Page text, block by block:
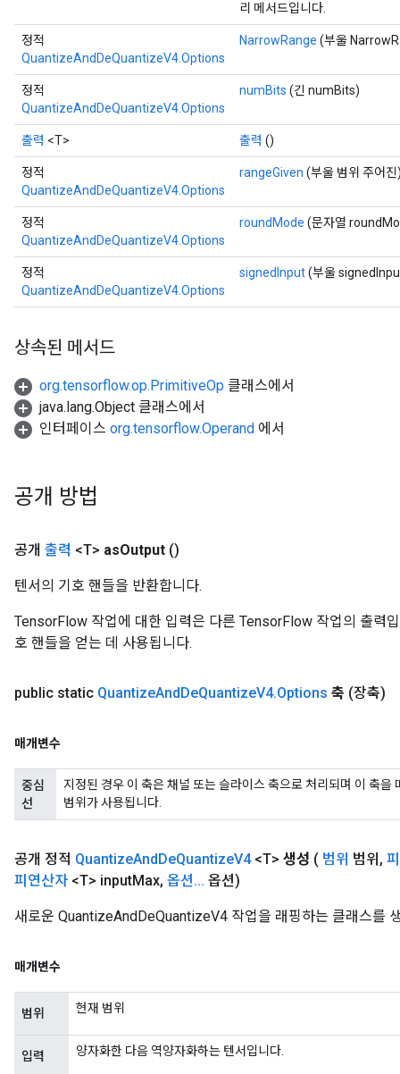
리 메서드입니다.
정적
QuantizeAndDeQuantizeV4.Options
NarrowRange (부울
정적
QuantizeAndDeQuantizeV4.Options
numBits (긴 numBits)
출력 <T> 출력 ()
정적
QuantizeAndDeQuantizeV4.Options
rangeGiven (부울 범위 주어진
정적
QuantizeAndDeQuantizeV4.Options
roundMode (문자열
정적
QuantizeAndDeQuantizeV4.Options
signedInput(부울
상속된 메서드
org.tensorflow.op.PrimitiveOp 클래스에서
java.lang.Object 클래스에서
인터페이스 org.tensorflow.Operand 에서
공개 방법
공개 출력 <T> asOutput ()
텐서의 기호 핸들을 반환합니다.
TensorFlow 작업에 대한 입력은 다른 TensorFlow 작업의 출력
호 핸들을 얻는 데 사용됩니다.
public static QuantizeAndDeQuantizeV4.Options 축 (장축)
매개변수
중심
선
지정된 경우 이 축은 채널 또는 슬라이스 축으로 처리되며 이 축
범위가 사용됩니다.
공개 정적 QuantizeAndDeQuantizeV4<T> 생성 ( 범위 범위 ,
피연산자 <T> inputMax, 옵션... 옵션)
새로운 QuantizeAndDeQuantizeV4 작업을 래핑하는 클래스를
매개변수
범위 현재 범위
입력 양자화한 다음 역양자화하는 텐서입니다.